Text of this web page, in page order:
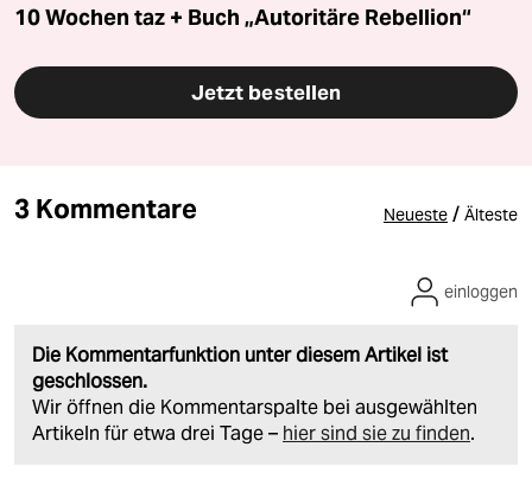
10 Wochen taz + Buch „Autoritäre Rebellion“
Jetzt bestellen
3 Kommentare Neueste / Älteste
Die Kommentarfunktion unter diesem Artikel ist
geschlossen.
Wir öffnen die Kommentarspalte bei ausgewählten
Artikeln für etwa drei Tage – hier sind sie zu finden.
einloggen